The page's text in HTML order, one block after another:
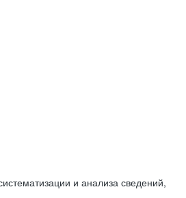
и анализа сведений,